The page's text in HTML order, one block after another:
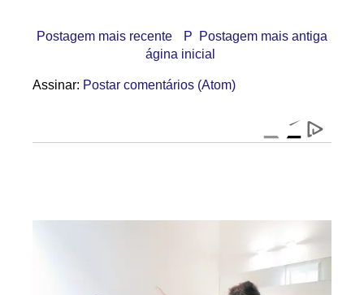
Postagem mais recente Postagem mais antiga
P
ágina inicial
Assinar: Postar comentários (Atom)